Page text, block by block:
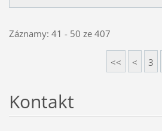
Záznamy: 41 - 50 ze 407
<< < 3
Kontakt